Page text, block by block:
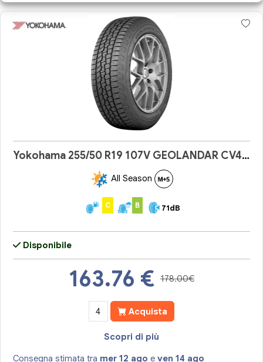
Yokohama 255/50 R19 107V GEOLANDAR CV4S G061
All Season
C B 71dB
Disponibile
163.76 € 178.00€
Acquista
Scopri di più
Consegna stimata tra mer 12 ago even 14 ago